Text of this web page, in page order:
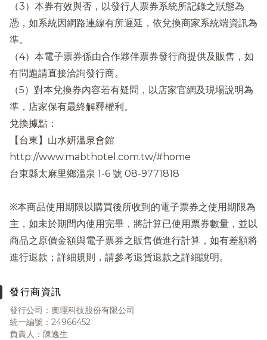
（3）本券有效與否，以發行人票券系統所記錄之狀態為
憑，如系統因網路連線有所遲延，依兌換商家系統端資訊為
準。
（4）本電子票券係由合作夥伴票券發行商提供及販售，如
有問題請直接洽詢發行商。
（5）對本兌換券內容若有疑問，以店家官網及現場說明為
準，店家保有最終解釋權利。
兌換據點：
【台東】山水妍溫泉會館
http://www.mabthotel.com.tw/#home
台東縣太麻里鄉溫泉 1-6 號 08-9771818
※本商品使用期限以購買後所收到的電子票券之使用期限為
主，如未於期間內使用完畢，將計算已使用票券數量，並以
商品之原價金額與電子票券之販售價進行計算，如有差額將
進行退款；詳細規則，請參考退貨退款之詳細說明。
發行商資訊
發行公司：奧理科技股份有限公司
統一編號：24966452
負責人：陳逸生